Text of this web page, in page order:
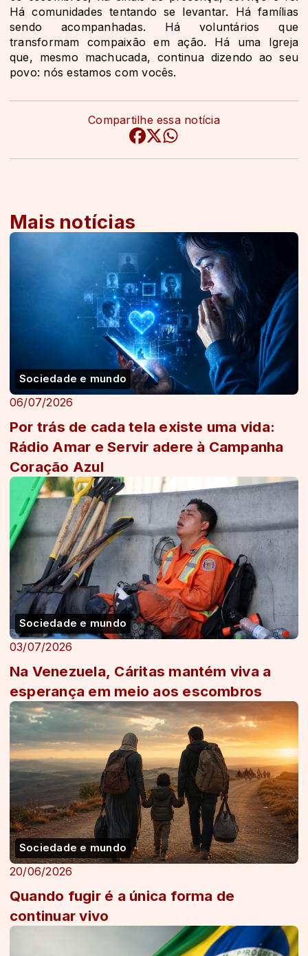
Há comunidades tentando se levantar. Há famílias
sendo acompanhadas. Há voluntários que
transformam compaixão em ação. Há uma Igreja
que, mesmo machucada, continua dizendo ao seu
povo: nós estamos com vocês.
Compartilhe essa notícia
Mais notícias
Sociedade e mundo
06/07/2026
Por trás de cada tela existe uma vida:
Rádio Amar e Servir adere à Campanha
Coração Azul
Sociedade e mundo
03/07/2026
Na Venezuela, Cáritas mantém viva a
esperança em meio aos escombros
Sociedade e mundo
20/06/2026
Quando fugir é a única forma de
continuar vivo